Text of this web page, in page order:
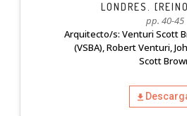
LONDRES.
pp. 40-45
Arquitecto/s: Venturi Scott
(VSBA), Robert Venturi,
Scott